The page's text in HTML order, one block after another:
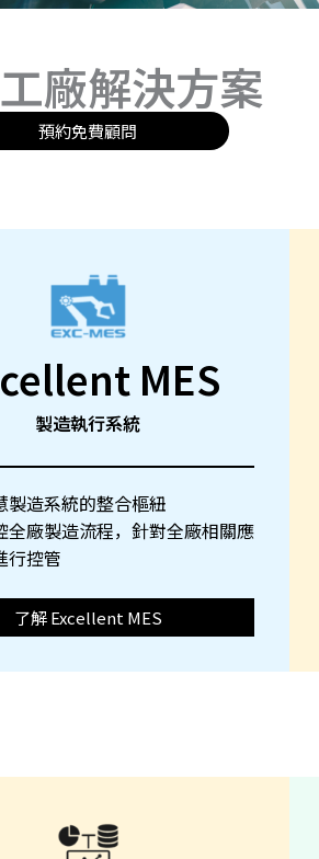
廠解決方案
預約免費顧問
MES
製造執行系統
製造系統的整合樞紐
全廠製造流程，針對全廠相關應
行控管
了解 Excellent MES